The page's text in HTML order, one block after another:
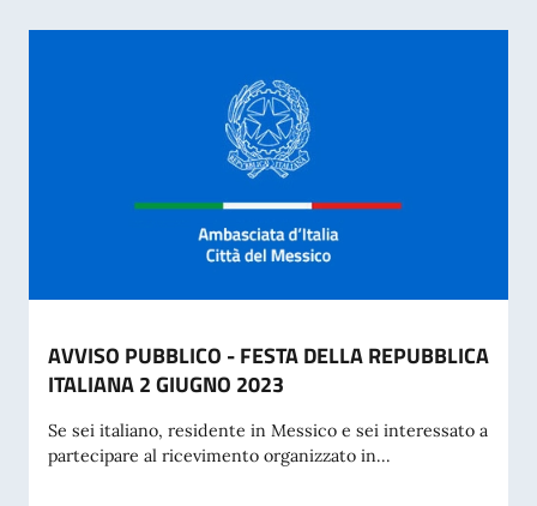
AVVISO PUBBLICO - FESTA DELLA REPUBBLICA
ITALIANA 2 GIUGNO 2023
Se sei italiano, residente in Messico e sei interessato a
partecipare al ricevimento organizzato in...